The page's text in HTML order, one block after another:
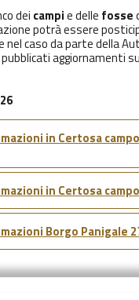
dei campie delle fosse
potrà essere
caso da parte della
aggiornamenti
in Certosa
in Certosa
Borgo Panigale